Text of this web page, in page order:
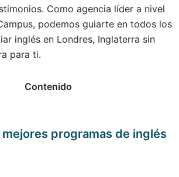
Como agencia líder a nivel
podemos guiarte en todos los
inglés en Londres, Inglaterra sin
para ti.
Contenido
programas de inglés